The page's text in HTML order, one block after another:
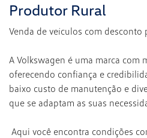
Produtor Rural
Venda de veículos com desconto
A Volkswagen é uma marca com
oferecendo confiança e
baixo custo de manutenção e
que se adaptam as suas
Aqui você encontra condições